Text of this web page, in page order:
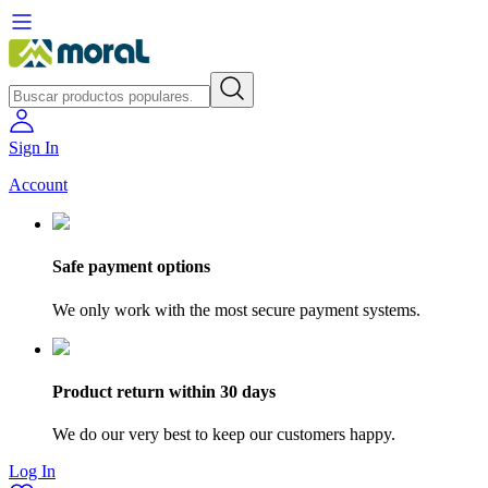
Sign In
Account
Safe payment options
We only work with the most secure payment systems.
Product return within 30 days
We do our very best to keep our customers happy.
Log In